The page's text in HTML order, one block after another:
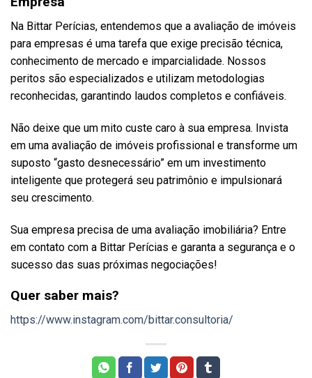
Na Bittar Perícias, entendemos que a avaliação de imóveis
para empresas é uma tarefa que exige precisão técnica,
conhecimento de mercado e imparcialidade. Nossos
peritos são especializados e utilizam metodologias
reconhecidas, garantindo laudos completos e confiáveis.
Não deixe que um mito custe caro à sua empresa. Invista
em uma avaliação de imóveis profissional e transforme um
suposto “gasto desnecessário” em um investimento
inteligente que protegerá seu patrimônio e impulsionará
seu crescimento.
Sua empresa precisa de uma avaliação imobiliária? Entre
em contato com a Bittar Perícias e garanta a segurança e o
sucesso das suas próximas negociações!
Quer saber mais?
https://www.instagram.com/bittar.consultoria/